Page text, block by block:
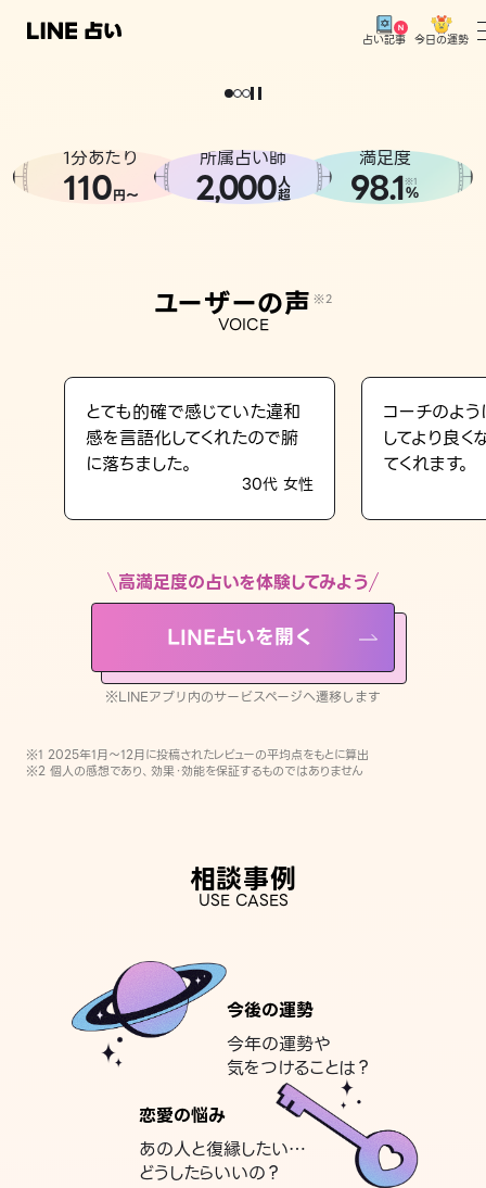
占い記事 今日の運勢
相談事例
LINE占いを開く
※LINEアプリ内のサービスページへ遷移します
どうせなら
。
1分あたり
110円〜
所属占い師
2,000人
超
満足度
98.1※1
%
ユーザーの声 ※2
VOICE
とても的確で感じていた違和
感を言語化してくれたので腑
に落ちました。
30代 女性
コーチのよ
してより良
てくれます。
高満足度の占いを体験してみよう
LINE占いを開く
※LINEアプリ内のサービスページへ遷移します
※1 2025年1月〜12月に投稿されたレビューの平均点をもとに算出
※2 個人の感想であり、効果・効能を保証するものではありません
相談事例
USE CASES
今後の運勢
今年の運勢や
気をつけることは？
恋愛の悩み
あの人と復縁したい…
どうしたらいいの？